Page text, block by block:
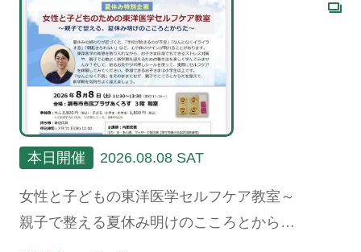
本日開催 2026.08.08 SAT
女性と子どもの東洋医学セルフケア教室～
親子で整える夏休み明けのこころとからだ